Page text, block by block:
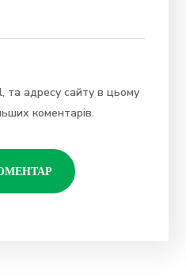
та адресу сайту в цьому
коментарів.